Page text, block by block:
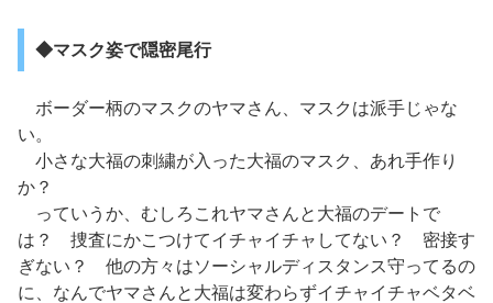
◆マスク姿で隠密尾行
ボーダー柄のマスクのヤマさん、マスクは派手じゃな
い。
小さな大福の刺繍が入った大福のマスク、あれ手作り
か？
っていうか、むしろこれヤマさんと大福のデートで
は？ 捜査にかこつけてイチャイチャしてない？ 密接す
ぎない？ 他の方々はソーシャルディスタンス守ってるの
に、なんでヤマさんと大福は変わらずイチャイチャベタベ